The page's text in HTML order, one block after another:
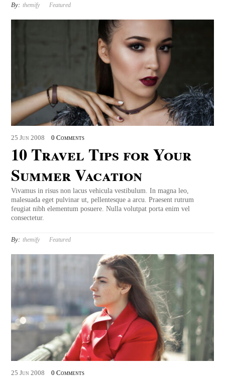
By: themify Featured
25 Jun 2008 0 Comments
10 Travel Tips for Your
Summer Vacation
Vivamus in risus non lacus vehicula vestibulum. In magna leo,
malesuada eget pulvinar ut, pellentesque a arcu. Praesent rutrum
feugiat nibh elementum posuere. Nulla volutpat porta enim vel
consectetur.
By: themify Featured
25 Jun 2008 0 Comments